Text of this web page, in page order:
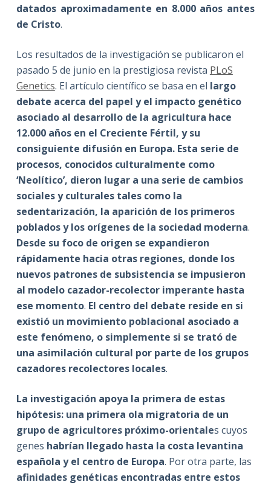
datados aproximadamente en 8.000 años antes
de Cristo.
Los resultados de la investigación se publicaron el
pasado 5 de junio en la prestigiosa revista PLoS
Genetics. El artículo científico se basa en el largo
debate acerca del papel y el impacto genético
asociado al desarrollo de la agricultura hace
12.000 años en el Creciente Fértil, y su
consiguiente difusión en Europa. Esta serie de
procesos, conocidos culturalmente como
‘Neolítico’, dieron lugar a una serie de cambios
sociales y culturales tales como la
sedentarización, la aparición de los primeros
poblados y los orígenes de la sociedad moderna.
Desde su foco de origen se expandieron
rápidamente hacia otras regiones, donde los
nuevos patrones de subsistencia se impusieron
al modelo cazador-recolector imperante hasta
ese momento. El centro del debate reside en si
existió un movimiento poblacional asociado a
este fenómeno, o simplemente si se trató de
una asimilación cultural por parte de los grupos
cazadores recolectores locales.
La investigación apoya la primera de estas
hipótesis: una primera ola migratoria de un
grupo de agricultores próximo-orientales cuyos
genes habrían llegado hasta la costa levantina
española y el centro de Europa. Por otra parte, las
afinidades genéticas encontradas entre estos